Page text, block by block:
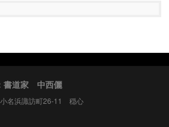
書道家 中西儷
名浜諏訪町26-11 穏心